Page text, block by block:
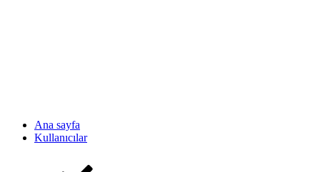
Ana sayfa
Kullanıcılar